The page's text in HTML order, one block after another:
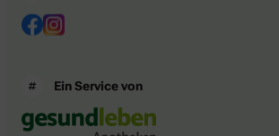
Ein Service von